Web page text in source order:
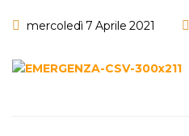
mercoledì 7 Aprile 2021